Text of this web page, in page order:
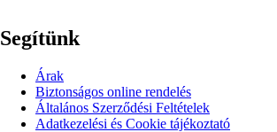
Segítünk
Árak
Biztonságos online rendelés
Általános Szerződési Feltételek
Adatkezelési és Cookie tájékoztató